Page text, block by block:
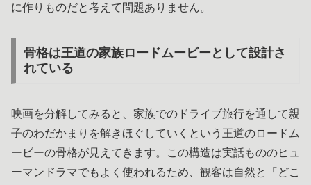
に作りものだと考えて問題ありません。
骨格は王道の家族ロードムービーとして設計さ
れている
映画を分解してみると、家族でのドライブ旅行を通して親
子のわだかまりを解きほぐしていくという王道のロードム
ービーの骨格が見えてきます。この構造は実話もののヒュ
ーマンドラマでもよく使われるため、観客は自然と「どこ